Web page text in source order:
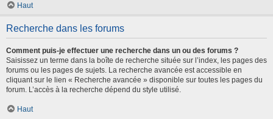
Haut
Recherche dans les forums
Comment puis-je effectuer une recherche dans un ou des forums ?
Saisissez un terme dans la boîte de recherche située sur l’index, les pages des
forums ou les pages de sujets. La recherche avancée est accessible en
cliquant sur le lien « Recherche avancée » disponible sur toutes les pages du
forum. L’accès à la recherche dépend du style utilisé.
Haut